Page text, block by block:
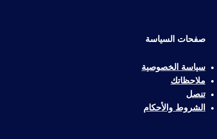
صفحات السياسة
سياسة الخصوصية
ملاحظاتك
تنصل
الشروط والأحكام